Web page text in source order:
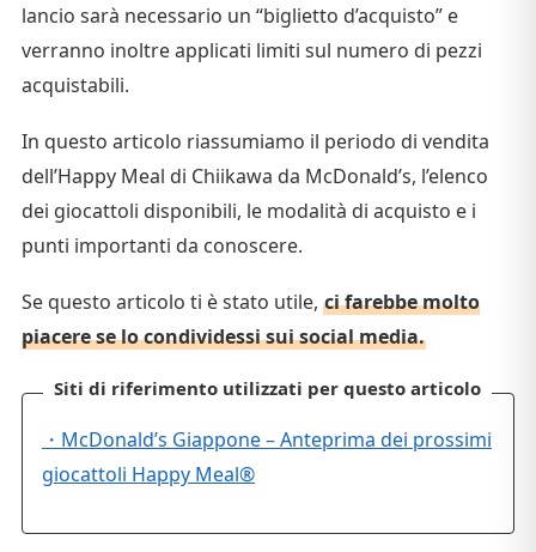
lancio sarà necessario un “biglietto d’acquisto” e
verranno inoltre applicati limiti sul numero di pezzi
acquistabili.
In questo articolo riassumiamo il periodo di vendita
dell’Happy Meal di Chiikawa da McDonald’s, l’elenco
dei giocattoli disponibili, le modalità di acquisto e i
punti importanti da conoscere.
Se questo articolo ti è stato utile, ci farebbe molto
piacere se lo condividessi sui social media.
Siti di riferimento utilizzati per questo articolo
・McDonald’s Giappone – Anteprima dei prossimi
giocattoli Happy Meal®